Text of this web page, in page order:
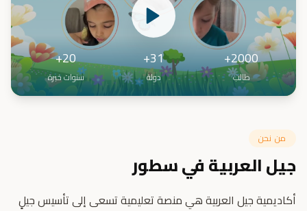
2000+
طالب
31+
دولة
20+
سنوات خبرة
من نحن
جيل العربية في سطور
أكاديمية جيل العربية هي منصة تعليمية تسعى إلى تأسيس جيلٍ